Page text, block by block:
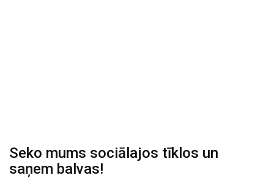
Seko mums sociālajos tīklos un
saņem balvas!